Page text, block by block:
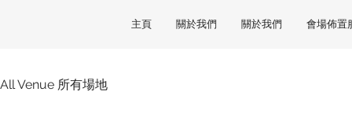
主頁 關於我們 關於我們 會場佈置
All Venue 所有場地